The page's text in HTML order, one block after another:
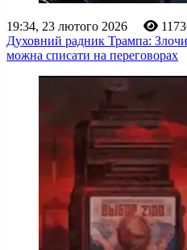
19:34, 23 лютого 2026
Духовний радник Трампа:
можна списати на переговорах